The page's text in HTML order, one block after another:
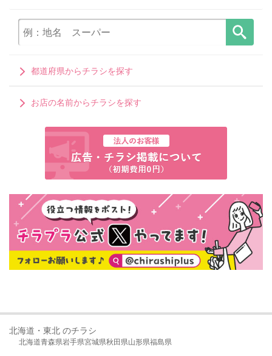
都道府県からチラシを探す
お店の名前からチラシを探す
北海道・東北 のチラシ
北海道青森県岩手県宮城県秋田県山形県福島県